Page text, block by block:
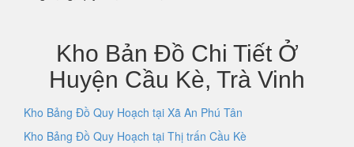
Kho Bản Đồ Chi Tiết Ở
Huyện Cầu Kè, Trà Vinh
Kho Bảng Đồ Quy Hoạch tại Xã An Phú Tân
Kho Bảng Đồ Quy Hoạch tại Thị trấn Cầu Kè